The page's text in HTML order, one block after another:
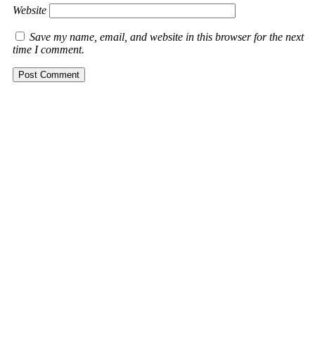
Website
Save my name, email, and website in this browser for the next
time I comment.